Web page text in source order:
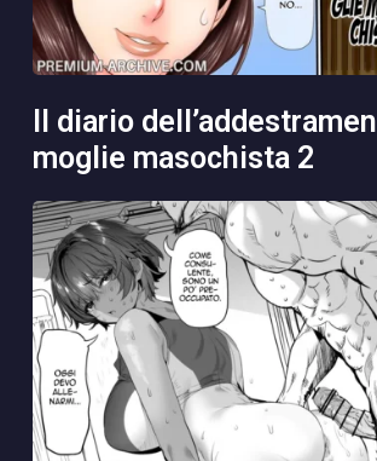
il diario dell’addestramento di una
moglie masochista 2